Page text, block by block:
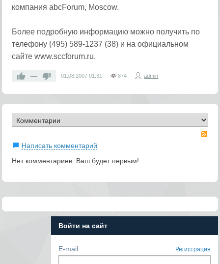
компания abcForum, Moscow.
Более подробную информацию можно получить по
телефону (495) 589-1237 (38) и на официальном
сайте www.sccforum.ru.
— 01.08.2007 01:31 874 admin
Написать комментарий
Нет комментариев. Ваш будет первым!
Войти на сайт
E-mail: Регистрация